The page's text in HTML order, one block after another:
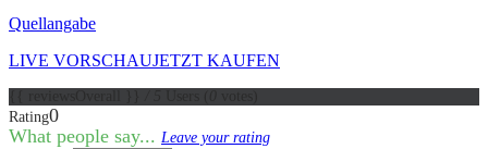
Quellangabe
LIVE VORSCHAUJETZT KAUFEN
Rating0
What people say... Leave your rating